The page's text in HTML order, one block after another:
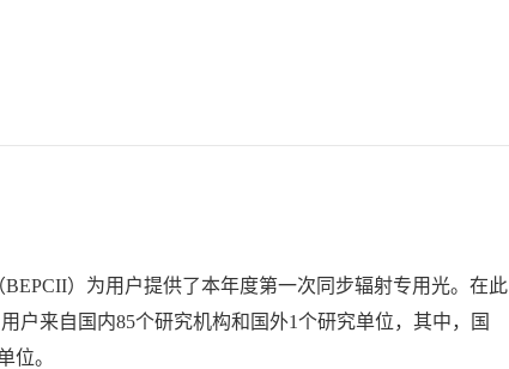
）为用户提供了本年度第一次同步辐射专用光。在此
户来自国内85个研究机构和国外1个研究单位，其中，国
位。